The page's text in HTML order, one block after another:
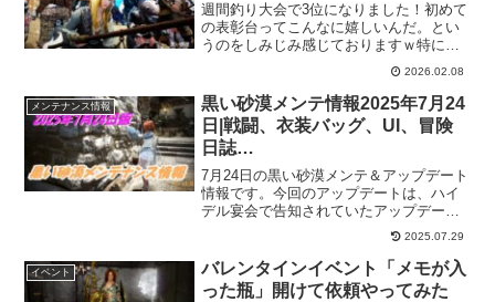
週間釣り大会で3位になりました！初めて
の表彰台ってこんなに嬉しいんだ。とい
うのをしみじみ感じておりますｗ特に、
何かをしたわけではなく、ターゲットの
魚が釣れるところで釣りをする。ただこ
れだけで、ランキングに入れるのが週間
釣り大会のいいところかもしれない。
2026.02.08
メンテナンス情報
黒い砂漠メンテ情報2025年7月24
日|戦闘、衣装バッグ、UI、冒険
日誌…
7月24日の黒い砂漠メンテ＆アップデート
情報です。今回のアップデートは、ハイ
デル宴会で告知されていたアップデート
がたくさん来ています。戦闘システムだ
けでお腹いっぱいですが、衣装バッグの
追加や冒険日誌の調整など様々なカテゴ
リがアップデートされています。
2025.07.29
イベント
バレンタインイベント「メモが入
った瓶」開けて依頼やってみた